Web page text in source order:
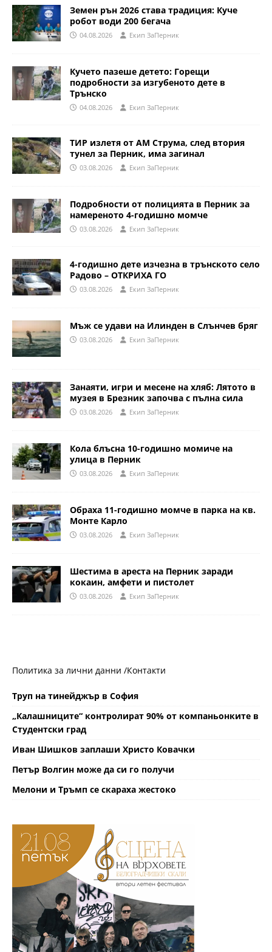
Земен рън 2026 става традиция: Куче
робот води 200 бегача
04.08.2026 Eкип ЗаПерник
Кучето пазеше детето: Горещи
подробности за изгубеното дете в
Трънско
04.08.2026 Eкип ЗаПерник
ТИР излетя от АМ Струма, след втория
тунел за Перник, има загинал
03.08.2026 Eкип ЗаПерник
Подробности от полицията в Перник за
намереното 4-годишно момче
03.08.2026 Eкип ЗаПерник
4-годишно дете изчезна в трънското село
Радово – ОТКРИХА ГО
03.08.2026 Eкип ЗаПерник
Мъж се удави на Илинден в Слънчев бряг
03.08.2026 Eкип ЗаПерник
Занаяти, игри и месене на хляб: Лятото в
музея в Брезник започва с пълна сила
03.08.2026 Eкип ЗаПерник
Кола блъсна 10-годишно момиче на
улица в Перник
03.08.2026 Eкип ЗаПерник
Обраха 11-годишно момче в парка на кв.
Монте Карло
03.08.2026 Eкип ЗаПерник
Шестима в ареста на Перник заради
кокаин, амфети и пистолет
03.08.2026 Eкип ЗаПерник
Политика за лични данни /Контакти
Труп на тинейджър в София
„Калашниците“ контролират 90% от компаньонките в
Студентски град
Иван Шишков заплаши Христо Ковачки
Петър Волгин може да си го получи
Мелони и Тръмп се скараха жестоко